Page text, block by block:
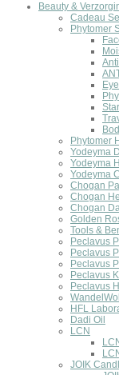
Beauty &
Cadeau
Phytomer
Eye
Phytomer
Yodeyma
Yodeyma
Yodeyma
Chogan
Chogan
Chogan
Golden
Tools &
Peclavus
Peclavus
Peclavus
Peclavus
Peclavus
WandelWol
HFL
Dadi Oil
LCN
JOIK